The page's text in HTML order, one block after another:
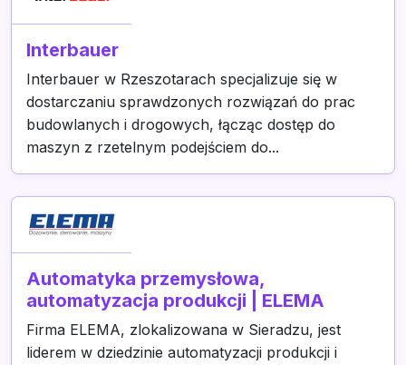
Interbauer
Interbauer w Rzeszotarach specjalizuje się w
dostarczaniu sprawdzonych rozwiązań do prac
budowlanych i drogowych, łącząc dostęp do
maszyn z rzetelnym podejściem do...
Automatyka przemysłowa,
automatyzacja produkcji | ELEMA
Firma ELEMA, zlokalizowana w Sieradzu, jest
liderem w dziedzinie automatyzacji produkcji i